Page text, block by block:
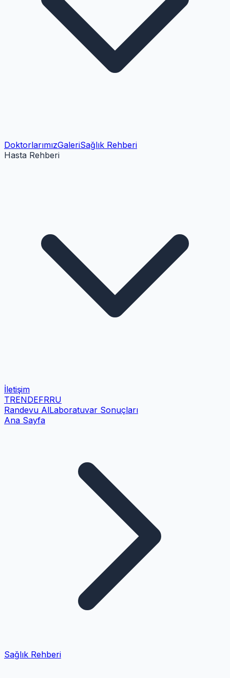
DoktorlarımızGaleriSağlık Rehberi
Hasta Rehberi
İletişim
TRENDEFRRU
Randevu AlLaboratuvar Sonuçları
Ana Sayfa
Sağlık Rehberi